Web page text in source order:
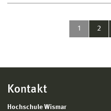
1 2
Kontakt
Hochschule Wismar